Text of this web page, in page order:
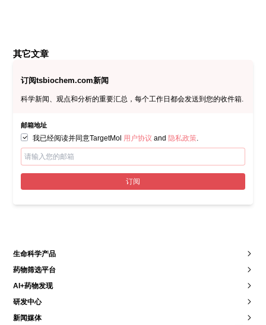
[3] G. Zhao, H. Sun, T. Zhang, J.X. Liu, Copper induce zebrafish
Cell Commun. Signal. 18 (1) (2020) 45.
Qingyue, Inhibition of Caspase-1-dependent pyroptosis attenuates
Environ. Saf. (2019).
[5] X. Tao, X. Wan, D. Wu, E. Song, Y. Song, A tandem activation of
NLRP3 inflammasome induced by copper oxide nanoparticles and
dissolved copper ion in J774A.1 macrophage, J. Hazard. Mater. 411
[6] K. Shimada, E. Reznik, M.E. Stokes, L. Krishnamoorthy, P.H. Bos,
Y. Song, C. E. Quartararo, N.C. Pagano, D.R. Carpizo, A.C.
585–594, e7.
[7] N.C. Yip, I.S. Fombon, P. Liu, S. Brown, V. Kannappan, A.L.
modulated ROS-MAPK and NFκB pathways and targeted breast
cancer cells with cancer stem cell-like properties, Br. J. Cancer 104
(10) (2011) 1564–1574.
其它文章
订阅tsbiochem.com新闻
科学新闻、观点和分析的重要汇总，每个工作日都会发送到您的收件箱.
邮箱地址
我已经阅读并同意TargetMol 用户协议 and 隐私政策.
订阅
生命科学产品
药物筛选平台
AI+药物发现
研发中心
新闻媒体